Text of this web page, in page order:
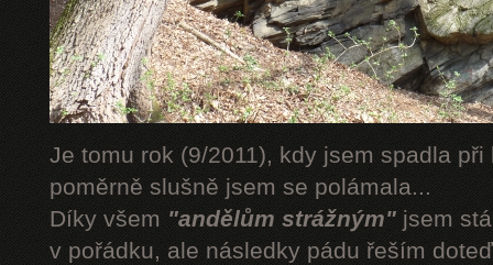
Je tomu rok (9/2011), kdy jsem spadla
poměrně slušně jsem se polámala...
Díky všem "andělům strážným" jsem
v pořádku, ale následky pádu řeším doteď